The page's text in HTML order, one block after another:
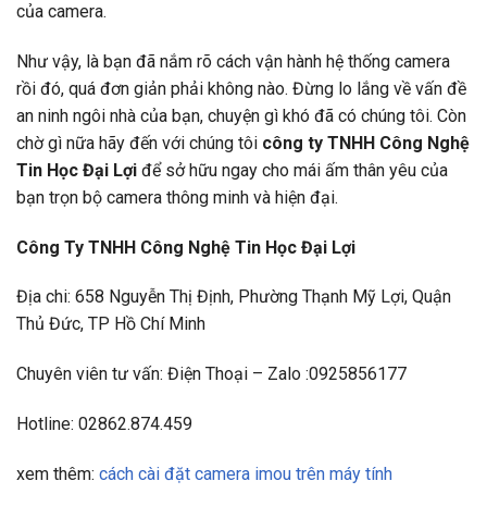
của camera.
Như vậy, là bạn đã nắm rõ cách vận hành hệ thống camera
rồi đó, quá đơn giản phải không nào. Đừng lo lắng về vấn đề
an ninh ngôi nhà của bạn, chuyện gì khó đã có chúng tôi. Còn
chờ gì nữa hãy đến với chúng tôi công ty TNHH Công Nghệ
Tin Học Đại Lợi để sở hữu ngay cho mái ấm thân yêu của
bạn trọn bộ camera thông minh và hiện đại.
Công Ty TNHH Công Nghệ Tin Học Đại Lợi
Địa chi: 658 Nguyễn Thị Định, Phường Thạnh Mỹ Lợi, Quận
Thủ Đức, TP Hồ Chí Minh
Chuyên viên tư vấn: Điện Thoại – Zalo :0925856177
Hotline: 02862.874.459
xem thêm: cách cài đặt camera imou trên máy tính